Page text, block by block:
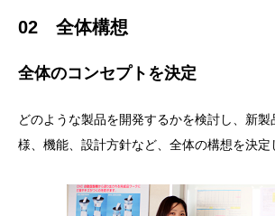
02 全体構想
全体のコンセプトを決定
どのような製品を開発するかを検討し、新
様、機能、設計方針など、全体の構想を決定